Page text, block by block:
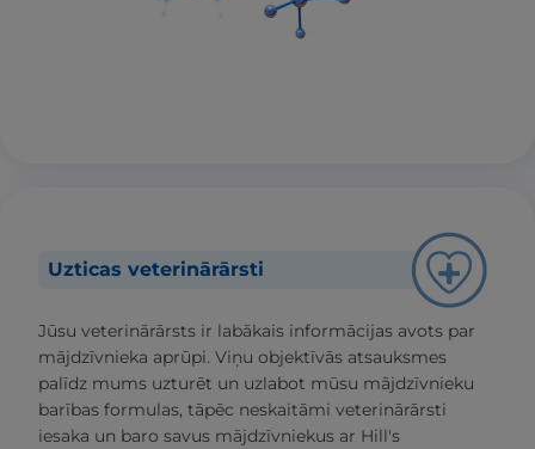
Uzticas veterinārārsti
Jūsu veterinārārsts ir labākais informācijas avots par
mājdzīvnieka aprūpi. Viņu objektīvās atsauksmes
palīdz mums uzturēt un uzlabot mūsu mājdzīvnieku
barības formulas, tāpēc neskaitāmi veterinārārsti
iesaka un baro savus mājdzīvniekus ar Hill's